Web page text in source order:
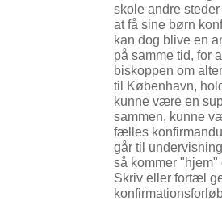
skole andre
at få sine børn
kan dog blive en
på samme tid, for
biskoppen om
til København,
kunne være en
sammen, kunne
fælles
går til
så kommer
Skriv eller fortæl